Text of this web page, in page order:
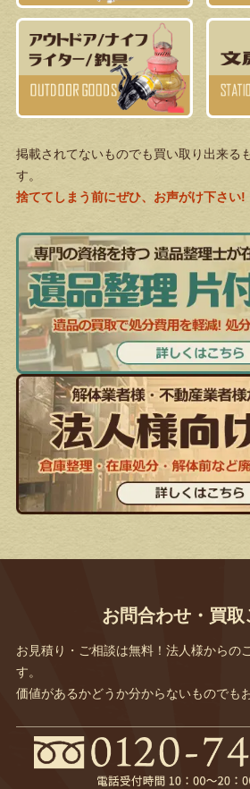
掲載されてないものでも買い取り出来る
す。
捨ててしまう前にぜひ、お声がけ下さい!
お問合わせ・買取
お見積り・ご相談は無料！法人様からの
す。
価値があるかどうか分からないものでも